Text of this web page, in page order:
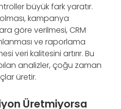
büyük fark yaratır.
kampanya
göre verilmesi, CRM
ve raporlama
veri kalitesini artırır. Bu
analizler, çoğu zaman
üretir.
Üretmiyorsa